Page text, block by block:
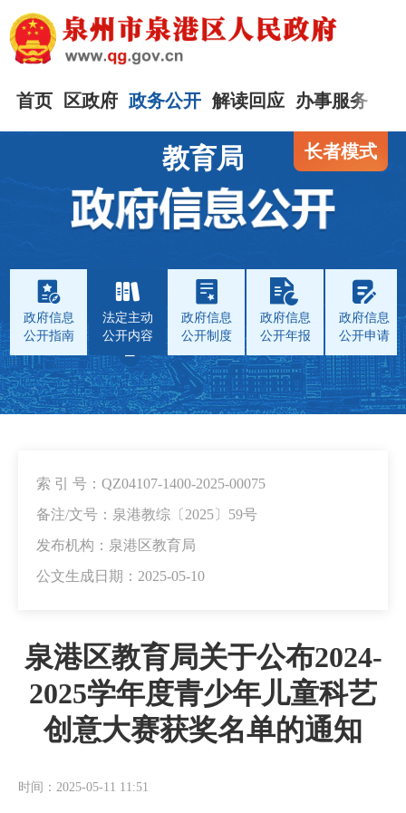
首页 区政府 政务公开 解读回应 办事服务
长者模式
教育局
政府信息
公开指南
法定主动
公开内容
政府信息
公开制度
政府信息
公开年报
政府信息
公开申请
索 引 号：QZ04107-1400-2025-00075
备注/文号：泉港教综〔2025〕59号
发布机构：泉港区教育局
公文生成日期：2025-05-10
泉港区教育局关于公布2024-
2025学年度青少年儿童科艺
创意大赛获奖名单的通知
时间：2025-05-11 11:51